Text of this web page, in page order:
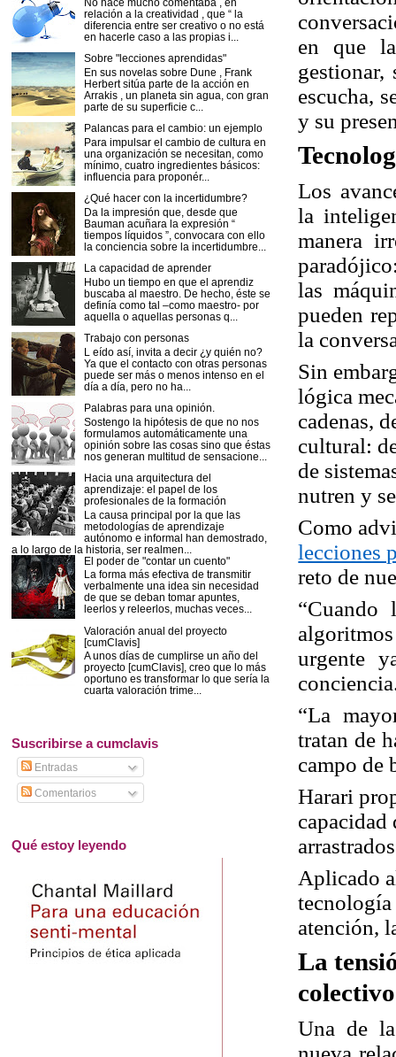
en que
gestionar,
escucha,
y su
Los
la
manera
las
pueden
la
Sin
lógica
cadenas,
cultural:
de
nutren y
Como
lecciones
reto de
“Cuando
urgente
“La
tratan de
campo de
Harari
capacidad
Aplicado
tecnología
atención,
La
colectivo
Una de
relación a la creatividad , que “ la
diferencia entre ser creativo o no está
en hacerle caso a las propias i...
Sobre "lecciones aprendidas"
En sus novelas sobre Dune , Frank
Herbert sitúa parte de la acción en
Arrakis , un planeta sin agua, con gran
parte de su superficie c...
Palancas para el cambio: un ejemplo
Para impulsar el cambio de cultura en
una organización se necesitan, como
mínimo, cuatro ingredientes básicos:
influencia para proponér...
¿Qué hacer con la incertidumbre?
Da la impresión que, desde que
Bauman acuñara la expresión “
tiempos líquidos ”, convocara con ello
la conciencia sobre la incertidumbre...
La capacidad de aprender
Hubo un tiempo en que el aprendiz
buscaba al maestro. De hecho, éste se
definía como tal –como maestro- por
aquella o aquellas personas q...
Trabajo con personas
L eído así, invita a decir ¿y quién no?
Ya que el contacto con otras personas
puede ser más o menos intenso en el
día a día, pero no ha...
Palabras para una opinión.
Sostengo la hipótesis de que no nos
formulamos automáticamente una
opinión sobre las cosas sino que éstas
nos generan multitud de sensacione...
Hacia una arquitectura del
aprendizaje: el papel de los
profesionales de la formación
La causa principal por la que las
metodologías de aprendizaje
autónomo e informal han demostrado,
a lo largo de la historia, ser realmen...
El poder de "contar un cuento"
La forma más efectiva de transmitir
verbalmente una idea sin necesidad
de que se deban tomar apuntes,
leerlos y releerlos, muchas veces...
Valoración anual del proyecto
[cumClavis]
A unos días de cumplirse un año del
proyecto [cumClavis], creo que lo más
oportuno es transformar lo que sería la
cuarta valoración trime...
Suscribirse a cumclavis
Entradas
Comentarios
Qué estoy leyendo